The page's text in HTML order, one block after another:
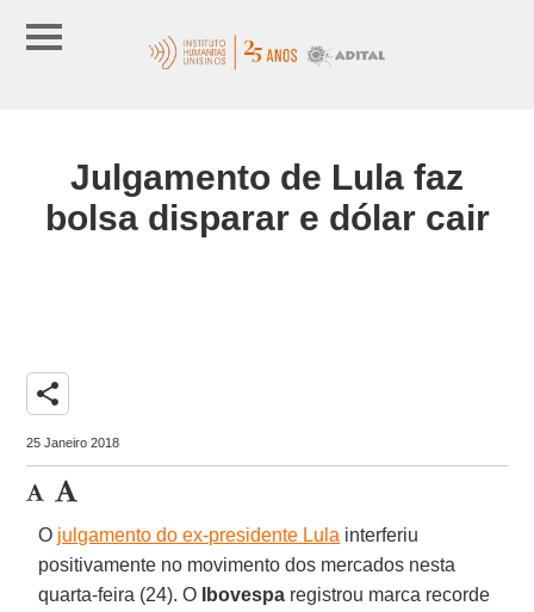
Julgamento de Lula faz
bolsa disparar e dólar cair
share
25 Janeiro 2018
O julgamento do ex-presidente Lula interferiu
positivamente no movimento dos mercados nesta
quarta-feira (24). O
Ibovespa registrou marca recorde